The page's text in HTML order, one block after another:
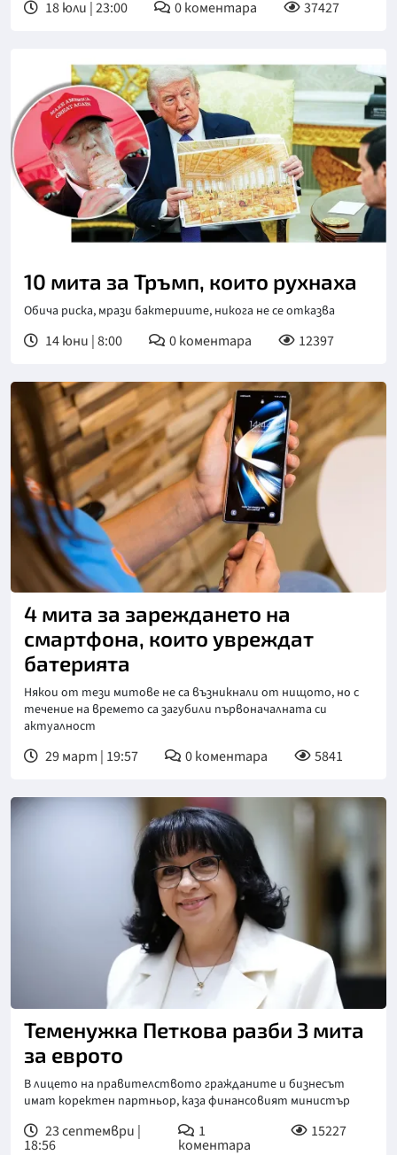
18 юли | 23:00 0коментара 37427
10 мита за Тръмп, които рухнаха
Обича риска, мрази бактериите, никога не се отказва
14 юни | 8:00 0коментара 12397
4 мита за зареждането на
смартфона, които увреждат
батерията
Някои от тези митове не са възникнали от нищото, но с
течение на времето са загубили първоначалната си
актуалност
29 март | 19:57 0коментара 5841
Теменужка Петкова разби 3 мита
за еврото
В лицето на правителството гражданите и бизнесът
имат коректен партньор, каза финансовият министър
23 септември |
18:56
1
коментара
15227